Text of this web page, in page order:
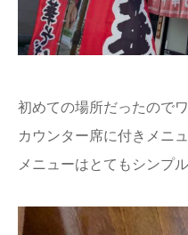
初めての場所だったのでワ
カウンター席に付きメニ
メニューはとてもシンプ